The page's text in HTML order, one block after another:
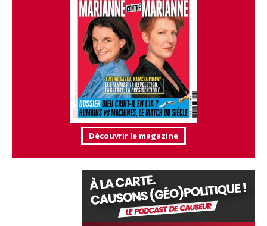
Découvrir le magazine